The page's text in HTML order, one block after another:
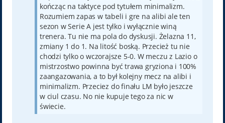
kończąc na taktyce pod tytułem minimalizm.
Rozumiem zapas w tabeli i gre na alibi ale ten
sezon w Serie A jest tylko i wyłącznie winą
trenera. Tu nie ma pola do dyskusji. Żelazna 11,
zmiany 1 do 1. Na litość boską. Przecież tu nie
chodzi tylko o wczorajsze 5-0. W meczu z Lazio o
mistrzostwo powinna być trawa gryziona i 100%
zaangazowania, a to był kolejny mecz na alibi i
minimalizm. Przeciez do finału LM było jeszcze
w ciul czasu. No nie kupuje tego za nic w
świecie.